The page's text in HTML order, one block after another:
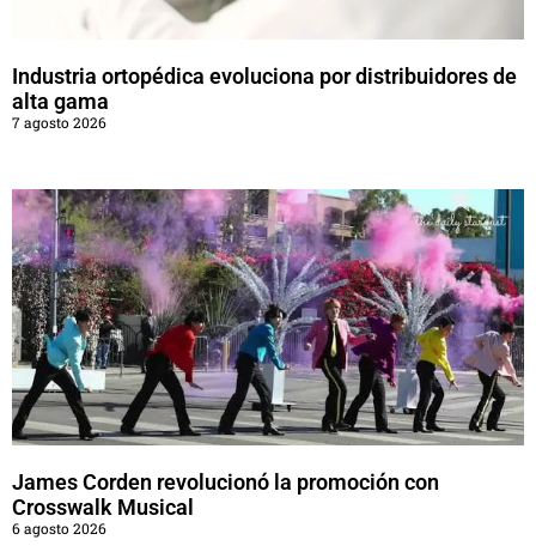
Industria ortopédica evoluciona por distribuidores de
alta gama
7 agosto 2026
James Corden revolucionó la promoción con
Crosswalk Musical
6 agosto 2026